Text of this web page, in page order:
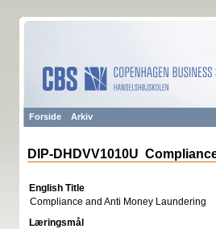
Forside Arkiv
DIP-DHDVV1010U
English Title
Compliance and Anti Money Laundering
Læringsmål